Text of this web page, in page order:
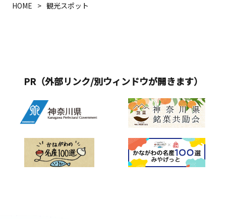
HOME 観光スポット
PR（外部リンク/別ウィンドウが開きます）